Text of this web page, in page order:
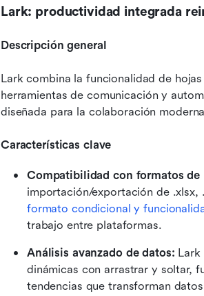
Lark: productividad integrada
Descripción general
Lark combina la funcionalidad de
herramientas de comunicación y
diseñada para la colaboración
Características clave
Compatibilidad con formatos de
importación/exportación de .xlsx,
formato condicional y
trabajo entre plataformas.
Análisis avanzado de datos: Lark
dinámicas con arrastrar y soltar,
tendencias que transforman